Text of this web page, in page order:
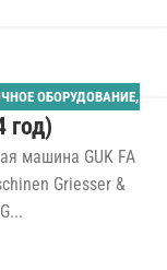
ОБОРУДОВАНИЕ,
год)
машина GUK FA
Griesser &